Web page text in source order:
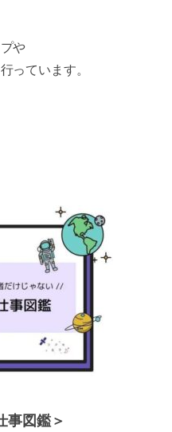
や
っています。
クト
事図鑑＞